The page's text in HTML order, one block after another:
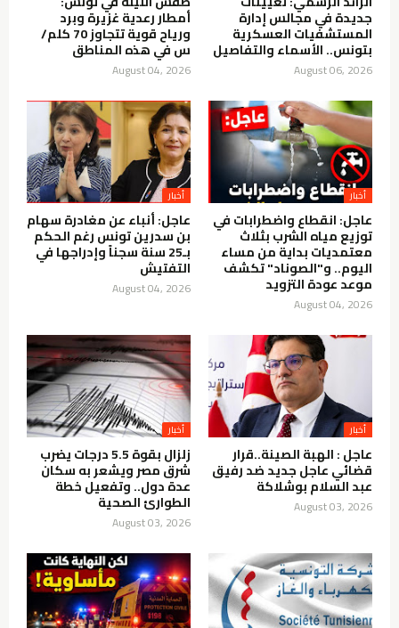
جديدة في مجالس إدارة
المستشفيات العسكرية
بتونس.. الأسماء والتفاصيل
August 06, 2026
أمطار رعدية غزيرة وبرد
ورياح قوية تتجاوز 70 كلم/
س في هذه المناطق
August 04, 2026
أخبار
عاجل: انقطاع واضطرابات في
توزيع مياه الشرب بثلاث
معتمديات بداية من مساء
اليوم.. و"الصوناد" تكشف
موعد عودة التزويد
August 04, 2026
أخبار
عاجل: أنباء عن مغادرة سهام
بن سدرين تونس رغم الحكم
بـ25 سنة سجناً وإدراجها في
التفتيش
August 04, 2026
أخبار
عاجل : الهبة الصينة..قرار
قضائي عاجل جديد ضد رفيق
عبد السلام بوشلاكة
August 03, 2026
أخبار
زلزال بقوة 5.5 درجات يضرب
شرق مصر ويشعر به سكان
عدة دول.. وتفعيل خطة
الطوارئ الصحية
August 03, 2026